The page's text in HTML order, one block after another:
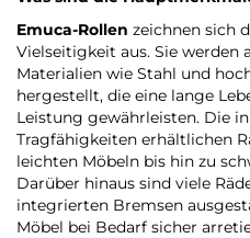
Emuca-Rollen zeichnen sich
Vielseitigkeit aus. Sie werden
Materialien wie Stahl und
hergestellt, die eine lange
Leistung gewährleisten. Die
Tragfähigkeiten erhältlichen
leichten Möbeln bis hin zu
Darüber hinaus sind viele
integrierten Bremsen
Möbel bei Bedarf sicher